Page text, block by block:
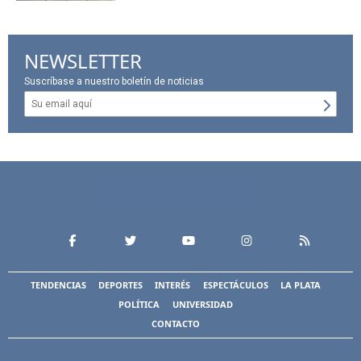
NEWSLETTER
Suscríbase a nuestro boletín de noticias
TENDENCIAS DEPORTES INTERÉS ESPECTÁCULOS
LA PLATA
POLÍTICA
UNIVERSIDAD
CONTACTO